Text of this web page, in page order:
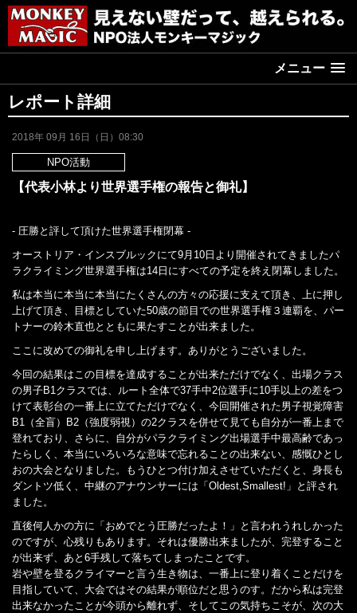
メニュー
レポート詳細
2018年 09月 16日（日）08:30
NPO活動
【代表小林より世界選手権の報告と御礼】
- 圧勝と評して頂けた世界選手権閉幕 -
オーストリア・インスブルックにて9月10日より開催されてきましたパ
ラクライミング世界選手権は14日にすべての予定を終え閉幕しました。
私は本当に本当に本当にたくさんの方々の応援に支えて頂き、上に押し
上げて頂き、目標としていた50歳の節目での世界選手権３連覇を、パー
トナーの鈴木直也とともに果たすことが出来ました。
ここに改めての御礼を申し上げます。ありがとうございました。
今回の結果はこの目標を達成することが出来ただけでなく、出場クラス
の男子B1クラスでは、ルート全体で37手中2位選手に10手以上の差をつ
けて表彰台の一番上に立てただけでなく、今回開催された男子視覚障害
B1（全盲）B2（強度弱視）の2クラスを併せて見ても自分が一番上まで
登れており、さらに、自分がパラクライミング出場選手中最高齢であっ
たらしく、本当にいろいろな意味で忘れることの出来ない、感慨ひとし
おの大会となりました。もうひとつ付け加えさせていただくと、身長も
ダントツ低く、中継のアナウンサーには「Oldest,Smallest!」と評され
ました。
直後何人かの方に「おめでとう圧勝だったよ！」と言われうれしかった
のですが、心残りもあります。それは優勝出来ましたが、完登すること
が出来ず、あと6手残して落ちてしまったことです。
岩や壁を登るクライマーと言う生き物は、一番上に登り着くことだけを
目指していて、大会ではその結果が順位だと思うのす。だから私は完登
出来なかったことが今頭から離れず、そしてこの気持ちこそが、次の大